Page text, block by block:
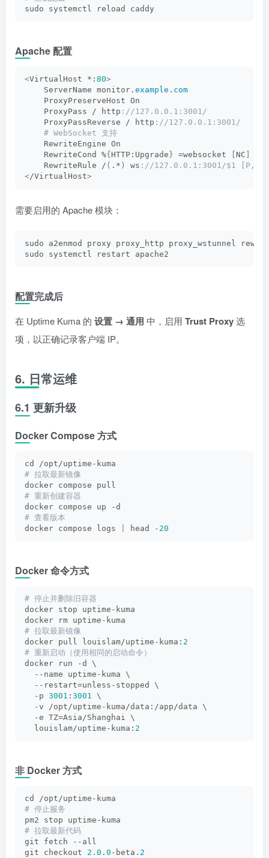
sudo systemctl reload caddy
Apache 配置
<VirtualHost *: 80>
    ServerName monitor.
example . com
    ProxyPreserveHost On
    ProxyPass / http
://127.0.0.1:3001/
    ProxyPassReverse / http
://127.0.0.1:3001/
# WebSocket 支持
    RewriteEngine On
    RewriteCond %
{ HTTP:Upgrade } =websocket NC
    RewriteRule /
( .* ) ws ://127.0.0.1:3001/$1 [P,L]
</VirtualHost>
需要启用的 Apache 模块：
sudo a2enmod proxy proxy_http proxy_wstunnel
sudo systemctl restart apache2
配置完成后
在 Uptime Kuma 的 设置 → 通用 中，启用 Trust Proxy选
项，以正确记录客户端 IP。
6. 日常运维
6.1 更新升级
Docker Compose 方式
cd /opt/uptime-kuma
# 拉取最新镜像
docker compose pull
# 重新创建容器
docker compose up -d
# 查看版本
docker compose logs
head -20
Docker 命令方式
# 停止并删除旧容器
docker stop uptime-kuma
docker rm uptime-kuma
# 拉取最新镜像
docker pull louislam/uptime-kuma: 2
# 重新启动（使用相同的启动命令）
docker run -d \
  --name uptime-kuma \
  --restart=unless-stopped \
  -p
3001 : 3001 \
  -v /opt/uptime-kuma/data:/app/data \
  -e TZ=Asia/Shanghai \
  louislam/uptime-kuma:
2
非 Docker 方式
cd /opt/uptime-kuma
# 停止服务
pm2 stop uptime-kuma
# 拉取最新代码
git fetch --all
git checkout 2.0 . 0 -beta. 2